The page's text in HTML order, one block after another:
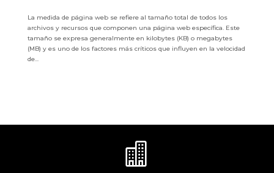
La medida de página web se refiere al tamaño total de todos los
archivos y recursos que componen una página web específica. Este
tamaño se expresa generalmente en kilobytes (KB) o megabytes
(MB) y es uno de los factores más críticos que influyen en la velocidad
de...
